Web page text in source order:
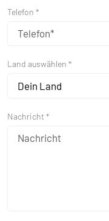
Telefon *
Land auswählen *
Dein Land
Nachricht *